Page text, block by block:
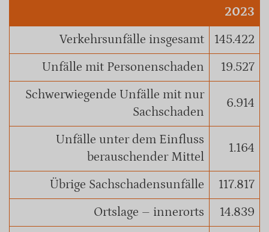
2023
Verkehrsunfälle insgesamt
145.422
Unfälle mit Personenschaden
19.527
Schwerwiegende Unfälle mit nur
Sachschaden
6.914
Unfälle unter dem Einfluss
berauschender Mittel
1.164
Übrige Sachschadensunfälle
117.817
Ortslage – innerorts
14.839